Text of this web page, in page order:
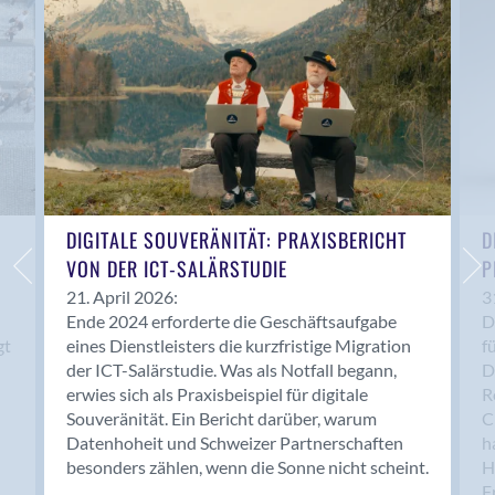
Anwil
Appenzell
Au SG
Baar
Baden
Balsthal
Balzers
Basel
Bassersdorf
Belp
Bendern
Benken (SG)
Bergdietikon
Berlin
Bern
Bern - Liebefeld
DIGITALE SOUVERÄNITÄT: PRAXISBERICHT
VON DER ICT-SALÄRSTUDIE
21. April 2026:
Ende 2024 erforderte die Geschäftsaufgabe
eines Dienstleisters die kurzfristige Migration
der ICT-Salärstudie. Was als Notfall begann,
erwies sich als Praxisbeispiel für digitale
Souveränität. Ein Bericht darüber, warum
Datenhoheit und Schweizer Partnerschaften
besonders zählen, wenn die Sonne nicht scheint.